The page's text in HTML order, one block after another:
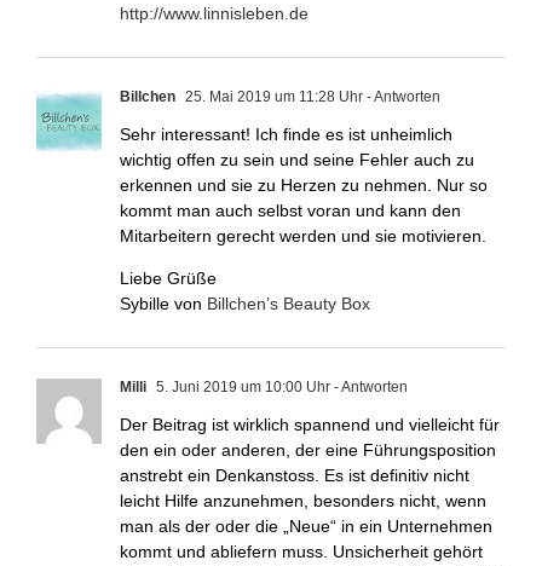
http://www.linnisleben.de
Billchen 25. Mai 2019 um 11:28 Uhr - Antworten
Sehr interessant! Ich finde es ist unheimlich
wichtig offen zu sein und seine Fehler auch zu
erkennen und sie zu Herzen zu nehmen. Nur so
kommt man auch selbst voran und kann den
Mitarbeitern gerecht werden und sie motivieren.
Liebe Grüße
Sybille von Billchen’s Beauty Box
Milli 5. Juni 2019 um 10:00 Uhr - Antworten
Der Beitrag ist wirklich spannend und vielleicht für
den ein oder anderen, der eine Führungsposition
anstrebt ein Denkanstoss. Es ist definitiv nicht
leicht Hilfe anzunehmen, besonders nicht, wenn
man als der oder die „Neue“ in ein Unternehmen
kommt und abliefern muss. Unsicherheit gehört